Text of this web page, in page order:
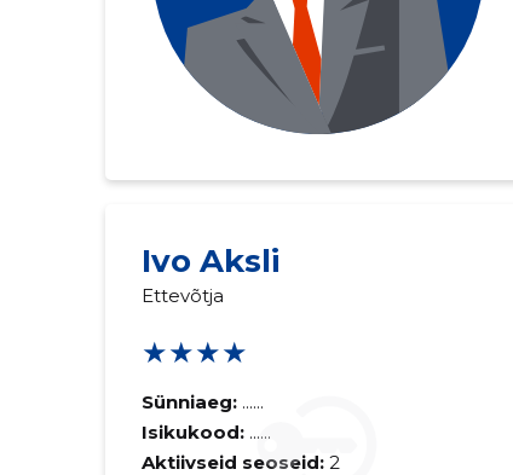
Ivo Aksli
Ettevõtja
★★★★
Sünniaeg: ......
Isikukood: ......
Aktiivseid seoseid: 2